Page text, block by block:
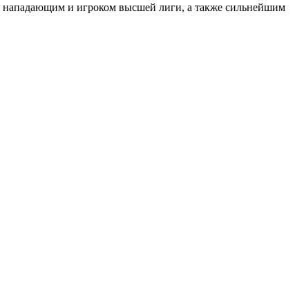
нападающим и игроком высшей лиги, а также сильнейшим